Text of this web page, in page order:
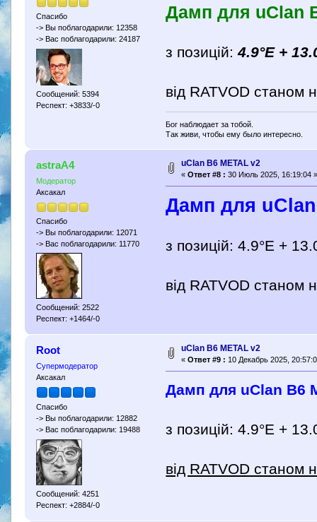
Спасибо
-> Вы поблагодарили: 12358
-> Вас поблагодарили: 24187
Сообщений: 5394
Респект: +3833/-0
Дамп для uClan
з позицій:4.9°E +
від RATVOD станом
Бог наблюдает за тобой.
Так живи, чтобы ему было интересно.
astraA4
Модератор
Аксакал
Спасибо
-> Вы поблагодарили: 12071
-> Вас поблагодарили: 11770
Сообщений: 2522
Респект: +1464/-0
uClan B6 METAL v2
« Ответ #8 : 30 Июль 2025, 16:19:04 »
Дамп для
з позицій: 4.9°E +
від RATVOD станом
Root
Супермодератор
Аксакал
Спасибо
-> Вы поблагодарили: 12882
-> Вас поблагодарили: 19488
Сообщений: 4251
Респект: +2884/-0
uClan B6 METAL v2
« Ответ #9 : 10 Декабрь 2025,
Дамп для uClan B6
з позицій: 4.9°E +
від RATVOD станом